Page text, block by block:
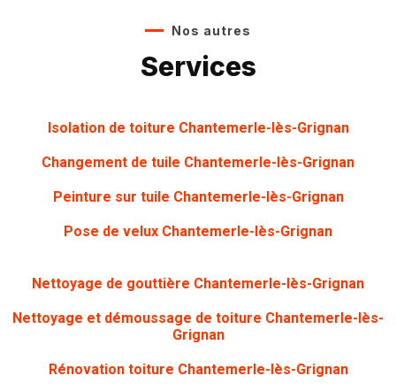
Nos autres
Services
Isolation de toiture Chantemerle-lès-Grignan
Changement de tuile Chantemerle-lès-Grignan
Peinture sur tuile Chantemerle-lès-Grignan
Pose de velux Chantemerle-lès-Grignan
Nettoyage de gouttière Chantemerle-lès-Grignan
Nettoyage et démoussage de toiture Chantemerle-lès-
Grignan
Rénovation toiture Chantemerle-lès-Grignan